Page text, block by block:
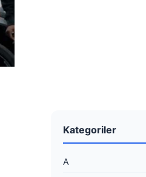
Kategoriler
A